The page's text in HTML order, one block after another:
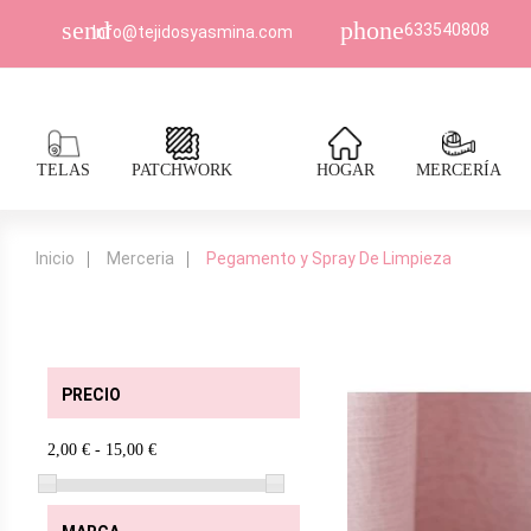
sendInfo@tejidosyasmina.com phone633540808
TELAS PATCHWORK HOGAR MERCERÍA
Inicio Merceria Pegamento y Spray De Limpieza
PRECIO
2,00 € - 15,00 €